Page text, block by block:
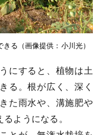
る（画像提供：小川光）
にすると、植物は土
る。根が広く、深く
た雨水や、溝施肥や
ようになる。